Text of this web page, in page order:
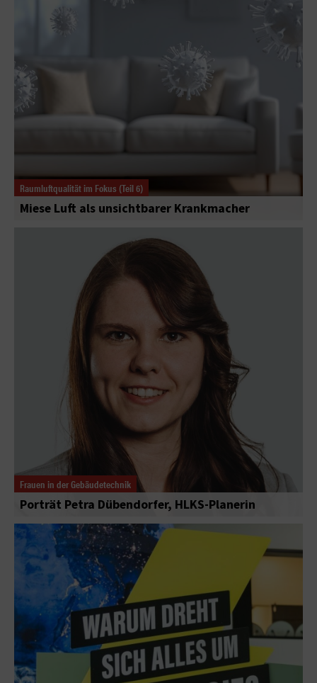
Raumluftqualität im Fokus (Teil 6)
Miese Luft als unsichtbarer Krankmacher
Frauen in der Gebäudetechnik
Porträt Petra Dübendorfer, HLKS-Planerin